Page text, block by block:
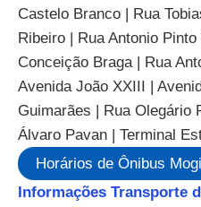
Castelo Branco | Rua
Ribeiro | Rua Antonio
Conceição Braga | Rua
Avenida João XXIII |
Guimarães | Rua Olegário
Álvaro Pavan | Terminal
Horários de Ônibus
Informações Transporte